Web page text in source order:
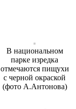
В национальном
парке изредка
отмечаются пищухи
с черной окраской
(фото А.Антонова)